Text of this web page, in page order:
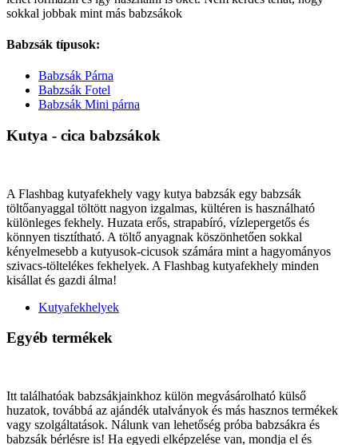
sokkal jobbak mint más babzsákok
Babzsák típusok:
Babzsák Párna
Babzsák Fotel
Babzsák Mini párna
Kutya - cica babzsákok
A Flashbag kutyafekhely vagy kutya babzsák egy babzsák
töltőanyaggal töltött nagyon izgalmas, kültéren is használható
különleges fekhely. Huzata erős, strapabíró, vízlepergetős és
könnyen tisztítható. A töltő anyagnak köszönhetően sokkal
kényelmesebb a kutyusok-cicusok számára mint a hagyományos
szivacs-töltelékes fekhelyek. A Flashbag kutyafekhely minden
kisállat és gazdi álma!
Kutyafekhelyek
Egyéb termékek
Itt találhatóak babzsákjainkhoz külön megvásárolható külső
huzatok, továbbá az ajándék utalványok és más hasznos termékek
vagy szolgáltatások. Nálunk van lehetőség próba babzsákra és
babzsák bérlésre is! Ha egyedi elképzelése van, mondja el és